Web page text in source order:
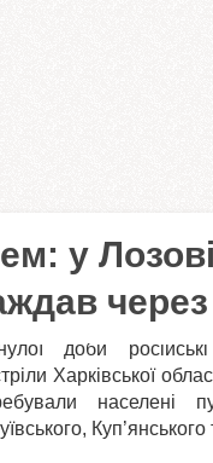
у
доби
Харківської
населені